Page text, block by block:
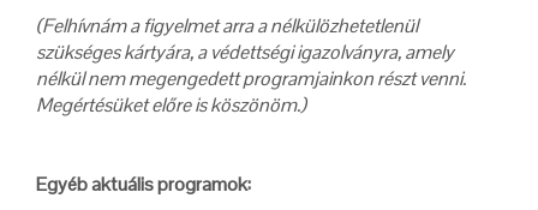
(Felhívnám a figyelmet arra a nélkülözhetetlenül
szükséges kártyára, a védettségi igazolványra, amely
nélkül nem megengedett programjainkon részt venni.
Megértésüket előre is köszönöm.)
Egyéb aktuális programok: